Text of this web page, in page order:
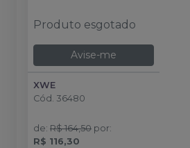
Produto esgotado
Avise-me
XWE
Cód. 36480
de: R$ 164,50 por:
R$ 116,30